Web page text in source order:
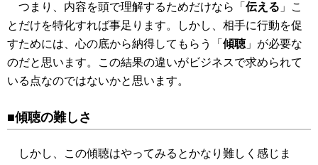
つまり、内容を頭で理解するためだけなら「 伝える 」こ
とだけを特化すれば事足ります。しかし、相手に行動を促
すためには、心の底から納得してもらう「 傾聴」が必要な
のだと思います。この結果の違いがビジネスで求められて
いる点なのではないかと思います。
■傾聴の難しさ
しかし、この傾聴はやってみるとかなり難しく感じま